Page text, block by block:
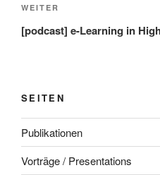
Nächster
Beitrag
WEITER
[podcast] e-Learning in
SEITEN
Publikationen
Vorträge / Presentations